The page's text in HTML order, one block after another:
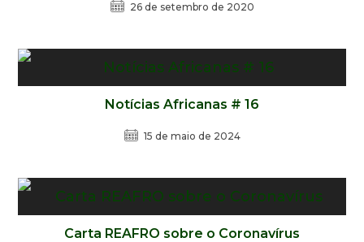
26 de setembro de 2020
Notícias Africanas # 16
15 de maio de 2024
Carta REAFRO sobre o Coronavírus